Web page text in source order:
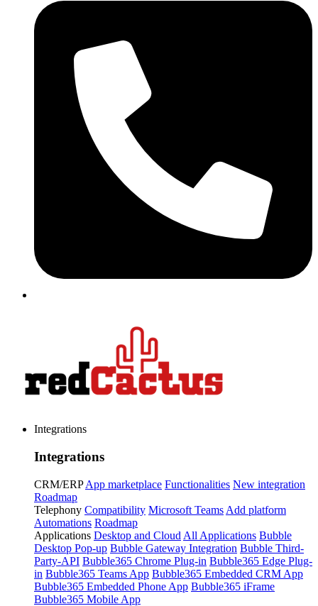
Integrations
Integrations
CRM/ERP App marketplace Functionalities New integration
Roadmap
Telephony Compatibility Microsoft Teams Add platform
Automations Roadmap
Applications Desktop and Cloud All Applications Bubble
Desktop Pop-up Bubble Gateway Integration Bubble Third-
Party-API Bubble365 Chrome Plug-in Bubble365 Edge Plug-
in Bubble365 Teams App Bubble365 Embedded CRM App
Bubble365 Embedded Phone App Bubble365 iFrame
Bubble365 Mobile App